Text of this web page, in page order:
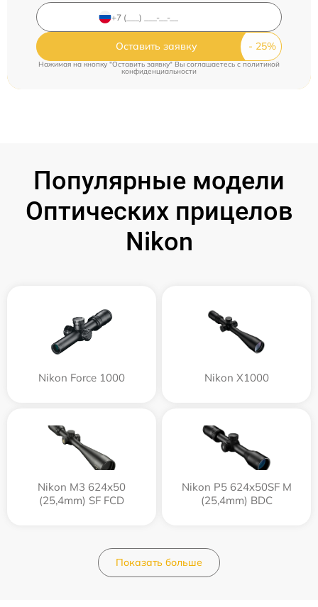
Оставить заявку
Нажимая на кнопку "Оставить заявку" Вы соглашаетесь c политикой
конфиденциальности
Популярные модели
Оптических прицелов
Nikon
Nikon Force 1000 Nikon X1000
Nikon M3 624x50
(25,4mm) SF FCD
Nikon P5 624x50SF M
(25,4mm) BDC
Показать больше